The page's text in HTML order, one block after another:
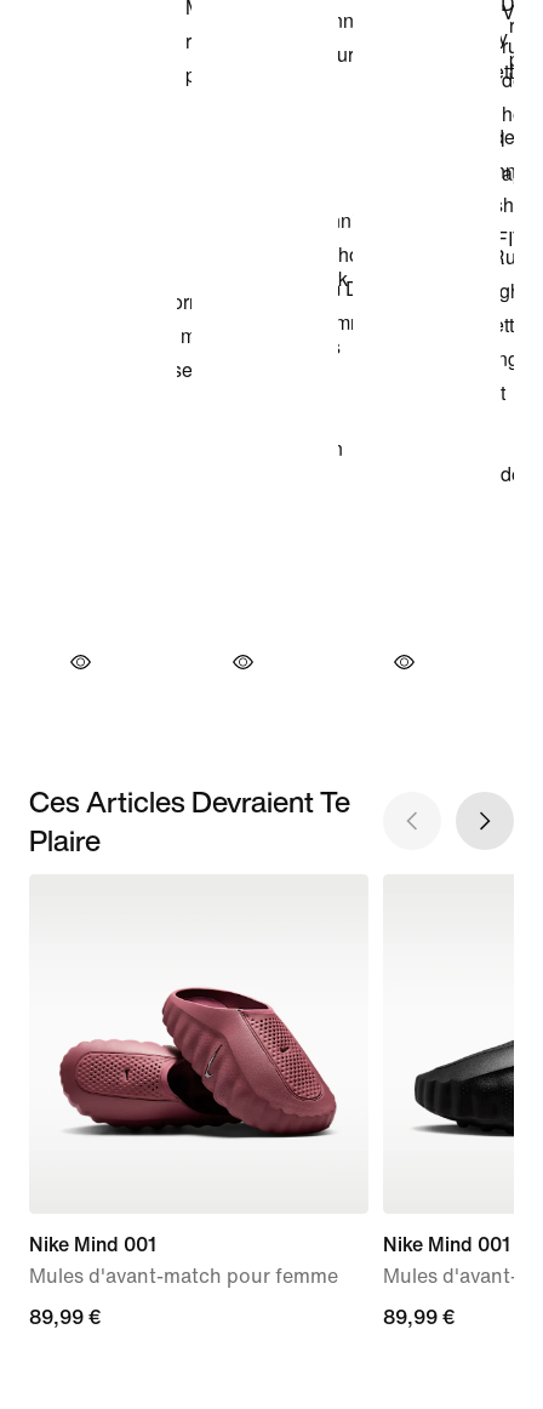
Ces Articles Devraient Te
Plaire
Nike Mind 001
Mules d'avant-match pour femme
89,99 €
89,99 €
Nike Mind 001
Mules d'avant-
89,99 €
89,99 €